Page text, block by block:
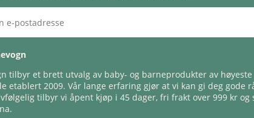
tilbyr et brett utvalg av baby- og barneprodukter av
etablert 2009. Vår lange erfaring gjør at vi kan gi deg gode
tilbyr vi åpent kjøp i 45 dager, fri frakt over 999 kr og